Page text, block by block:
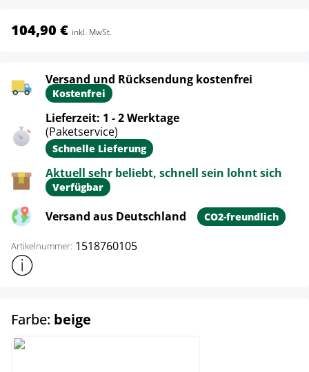
104,90 € inkl. MwSt.
Versand und Rücksendung kostenfrei
Kostenfrei
Lieferzeit: 1 - 2 Werktage
(Paketservice)
Schnelle Lieferung
Aktuell sehr beliebt, schnell sein lohnt sich
Verfügbar
Versand aus Deutschland CO2-freundlich
Artikelnummer: 1518760105
Weitere Produktinformationen anzeigen
Farbe: beige